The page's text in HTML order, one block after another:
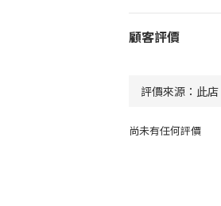
顧客評價
尚未有任何評價